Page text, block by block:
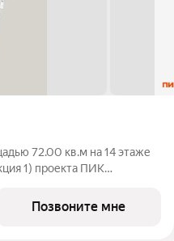
72.00 кв.м на 14 этаже
1) проекта ПИК
большие окна, с отделкой.
Позвоните мне